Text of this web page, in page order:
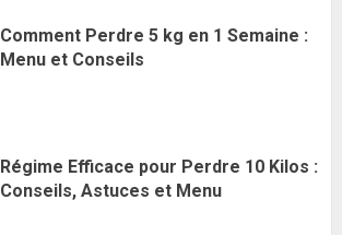
Comment Perdre 5 kg en 1 Semaine :
Menu et Conseils
Régime Efficace pour Perdre 10 Kilos :
Conseils, Astuces et Menu